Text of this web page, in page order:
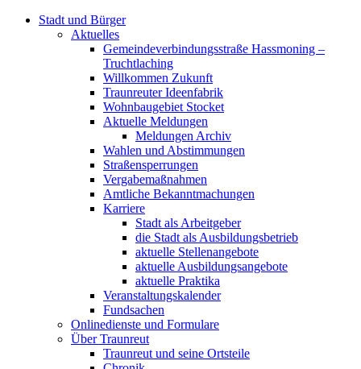
Stadt und Bürger
Aktuelles
Gemeindeverbindungsstraße Hassmoning –
Truchtlaching
Willkommen Zukunft
Traunreuter Ideenfabrik
Wohnbaugebiet Stocket
Aktuelle Meldungen
Meldungen Archiv
Wahlen und Abstimmungen
Straßensperrungen
Vergabemaßnahmen
Amtliche Bekanntmachungen
Karriere
Stadt als Arbeitgeber
die Stadt als Ausbildungsbetrieb
aktuelle Stellenangebote
aktuelle Ausbildungsangebote
aktuelle Praktika
Veranstaltungskalender
Fundsachen
Onlinedienste und Formulare
Über Traunreut
Traunreut und seine Ortsteile